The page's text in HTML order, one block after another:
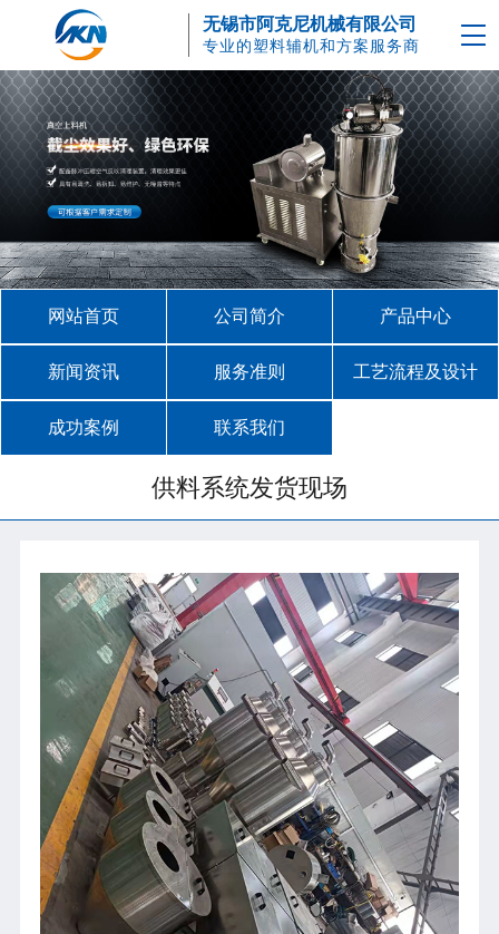
无锡市阿克尼机械有限公司
专业的塑料辅机和方案服务商
网站首页 公司简介 产品中心
新闻资讯 服务准则 工艺流程及设计
成功案例 联系我们
供料系统发货现场